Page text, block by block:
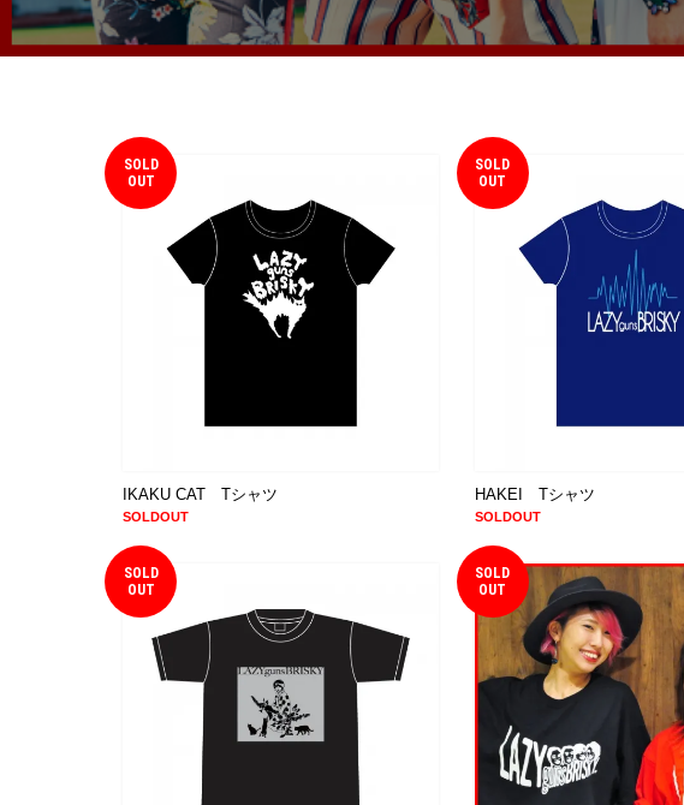
SOLD
OUT
IKAKU CAT Tシャツ
SOLDOUT
SOLD
OUT
HAKEI Tシャツ
SOLDOUT
SOLD
OUT
SOLD
OUT